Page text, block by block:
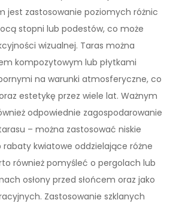
jest zastosowanie poziomych różnic
stopni lub podestów, co może
wizualnej. Taras można
kompozytowym lub płytkami
na warunki atmosferyczne, co
estetykę przez wiele lat. Ważnym
odpowiednie zagospodarowanie
– można zastosować niskie
kwiatowe oddzielające różne
również pomyśleć o pergolach lub
osłony przed słońcem oraz jako
Zastosowanie szklanych